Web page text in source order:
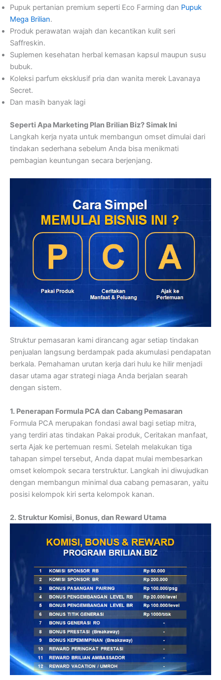
Pupuk pertanian premium seperti Eco Farming dan Pupuk
Mega Brilian.
Produk perawatan wajah dan kecantikan kulit seri
Saffreskin.
Suplemen kesehatan herbal kemasan kapsul maupun susu
bubuk.
Koleksi parfum eksklusif pria dan wanita merek Lavanaya
Secret.
Dan masih banyak lagi
Seperti Apa Marketing Plan Brilian Biz? Simak Ini
Langkah kerja nyata untuk membangun omset dimulai dari
tindakan sederhana sebelum Anda bisa menikmati
pembagian keuntungan secara berjenjang.
Struktur pemasaran kami dirancang agar setiap tindakan
penjualan langsung berdampak pada akumulasi pendapatan
berkala. Pemahaman urutan kerja dari hulu ke hilir menjadi
dasar utama agar strategi niaga Anda berjalan searah
dengan sistem.
1. Penerapan Formula PCA dan Cabang Pemasaran
Formula PCA merupakan fondasi awal bagi setiap mitra,
yang terdiri atas tindakan Pakai produk, Ceritakan manfaat,
serta Ajak ke pertemuan resmi. Setelah melakukan tiga
tahapan simpel tersebut, Anda dapat mulai membesarkan
omset kelompok secara terstruktur. Langkah ini diwujudkan
dengan membangun minimal dua cabang pemasaran, yaitu
posisi kelompok kiri serta kelompok kanan.
2. Struktur Komisi, Bonus, dan Reward Utama